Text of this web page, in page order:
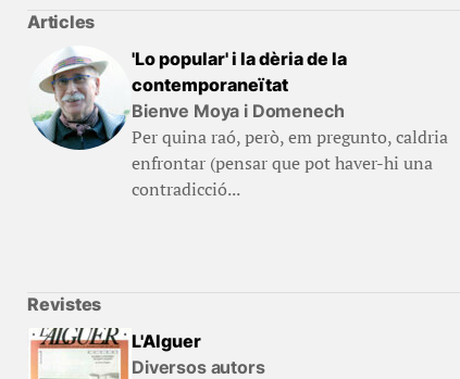
Articles
'Lo popular' i la dèria de la
contemporaneïtat
Bienve Moya i Domenech
Per quina raó, però, em pregunto, caldria
enfrontar (pensar que pot haver-hi una
contradicció...
Revistes
L'Alguer
Diversos autors